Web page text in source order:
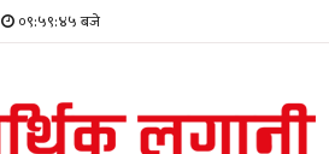
०९:५९:४५ बजे